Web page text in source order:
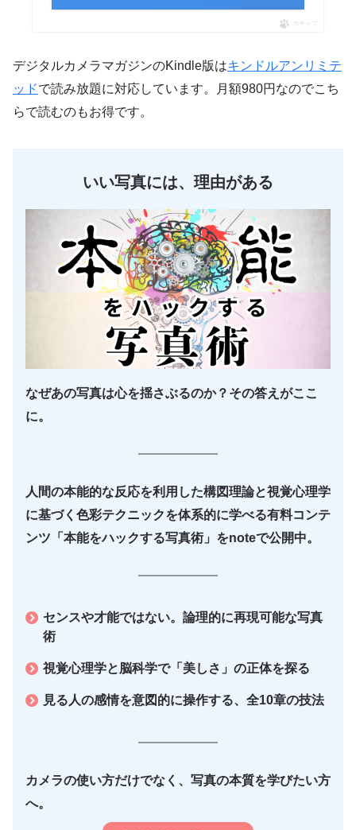
ポチップ
デジタルカメラマガジンのKindle版はキンドルアンリミテ
ッドで読み放題に対応しています。月額980円なのでこち
らで読むのもお得です。
いい写真には、理由がある
なぜあの写真は心を揺さぶるのか？その答えがここ
に。
人間の本能的な反応を利用した構図理論と視覚心理学
に基づく色彩テクニックを体系的に学べる有料コンテ
ンツ「本能をハックする写真術」をnoteで公開中。
センスや才能ではない。論理的に再現可能な写真
術
視覚心理学と脳科学で「美しさ」の正体を探る
見る人の感情を意図的に操作する、全10章の技法
カメラの使い方だけでなく、写真の本質を学びたい方
へ。